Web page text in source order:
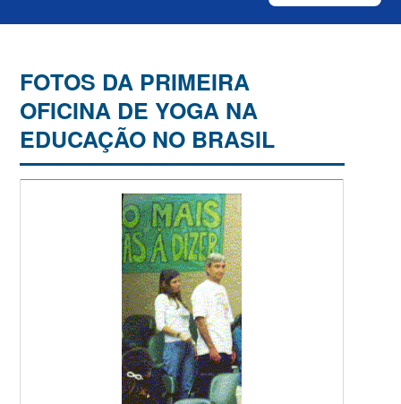
FOTOS DA PRIMEIRA
OFICINA DE YOGA NA
EDUCAÇÃO NO BRASIL